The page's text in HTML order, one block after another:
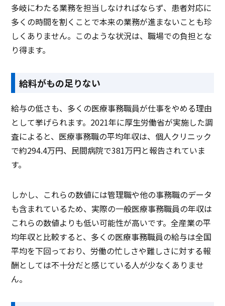
多岐にわたる業務を担当しなければならず、患者対応に
多くの時間を割くことで本来の業務が進まないことも珍
しくありません。このような状況は、職場での負担とな
り得ます。
給料がもの足りない
給与の低さも、多くの医療事務職員が仕事をやめる理由
として挙げられます。2021年に厚生労働省が実施した調
査によると、医療事務職の平均年収は、個人クリニック
で約294.4万円、民間病院で381万円と報告されていま
す。
しかし、これらの数値には管理職や他の事務職のデータ
も含まれているため、実際の一般医療事務職員の年収は
これらの数値よりも低い可能性が高いです。全産業の平
均年収と比較すると、多くの医療事務職員の給与は全国
平均を下回っており、労働の忙しさや難しさに対する報
酬としては不十分だと感じている人が少なくありませ
ん。